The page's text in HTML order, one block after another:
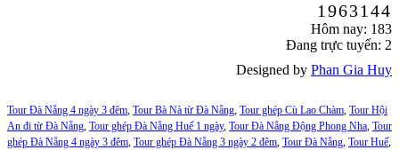
1963144
Hôm nay: 183
Đang trực tuyến: 2
Designed by Phan Gia Huy
Tour Đà Nẵng 4 ngày 3 đêm, Tour Bà Nà từ Đà Nẵng, Tour ghép Cù Lao Chàm, Tour Hội
An đi từ Đà Nẵng, Tour ghép Đà Nẵng Huế 1 ngày, Tour Đà Nẵng Động Phong Nha, Tour
ghép Đà Nẵng 4 ngày 3 đêm, Tour ghép Đà Nẵng 3 ngày 2 đêm, Tour Đà Nẵng, Tour Huế,